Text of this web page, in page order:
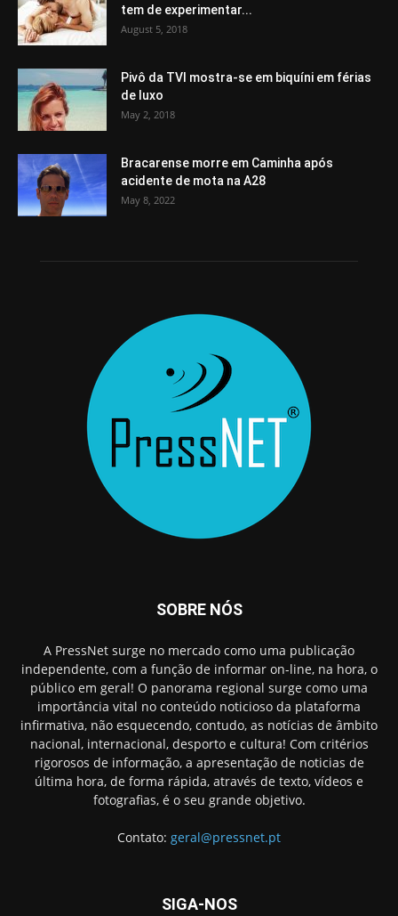
tem de experimentar...
August 5, 2018
Pivô da TVI mostra-se em biquíni em férias
de luxo
May 2, 2018
Bracarense morre em Caminha após
acidente de mota na A28
May 8, 2022
SOBRE NÓS
A PressNet surge no mercado como uma publicação
independente, com a função de informar on-line, na hora, o
público em geral! O panorama regional surge como uma
importância vital no conteúdo noticioso da plataforma
infirmativa, não esquecendo, contudo, as notícias de âmbito
nacional, internacional, desporto e cultura! Com critérios
rigorosos de informação, a apresentação de noticias de
última hora, de forma rápida, através de texto, vídeos e
fotografias, é o seu grande objetivo.
Contato: geral@pressnet.pt
SIGA-NOS